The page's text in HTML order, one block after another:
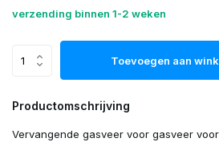
verzending binnen 1-2 weken
Toevoegen aan
Productomschrijving
Vervangende gasveer voor gasveer